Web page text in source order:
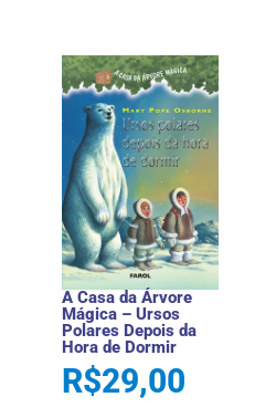
A Casa da Árvore
Mágica – Ursos
Polares Depois da
Hora de Dormir
R$29,00